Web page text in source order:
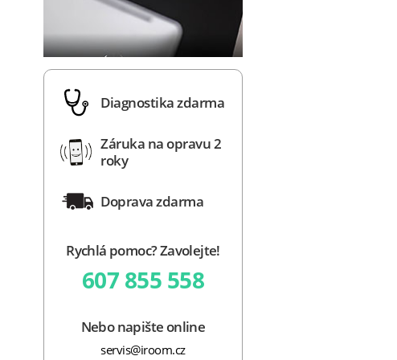
Diagnostika zdarma
Záruka na opravu 2
roky
Doprava zdarma
Rychlá pomoc? Zavolejte!
607 855 558
Nebo napište online
servis@iroom.cz